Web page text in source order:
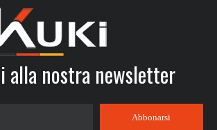
alla nostra newsletter​​​​​​​
Abbonarsi